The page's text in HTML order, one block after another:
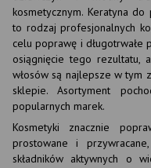
kosmetycznym. Keratyna
to rodzaj profesjonalnych
celu poprawę i długotrwałe
osiągnięcie tego rezultatu,
włosów są najlepsze w tym
sklepie. Asortyment
popularnych marek.
Kosmetyki znacznie
prostowane i
składników aktywnych o